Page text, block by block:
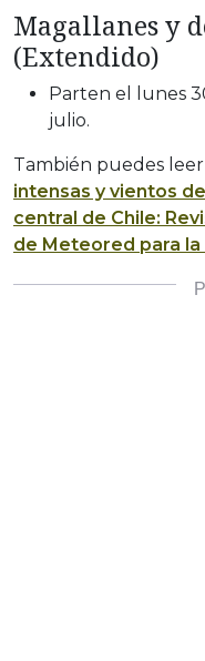
Magallanes y
(Extendido)
Parten el lunes
julio.
También puedes
intensas y vientos
central de Chile:
de Meteored para